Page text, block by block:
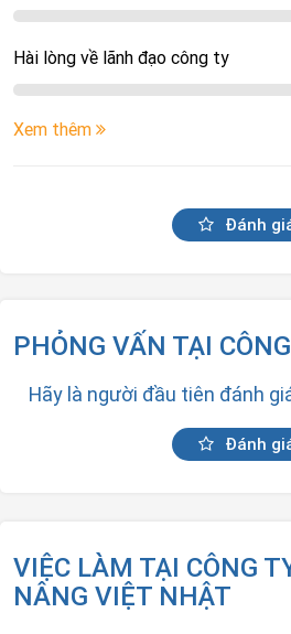
Hài lòng về lãnh đạo công ty
Xem thêm
Đánh
PHỎNG VẤN TẠI
Hãy là người đầu tiên đánh
Đánh
VIỆC LÀM TẠI CÔNG
NÂNG VIỆT NHẬT